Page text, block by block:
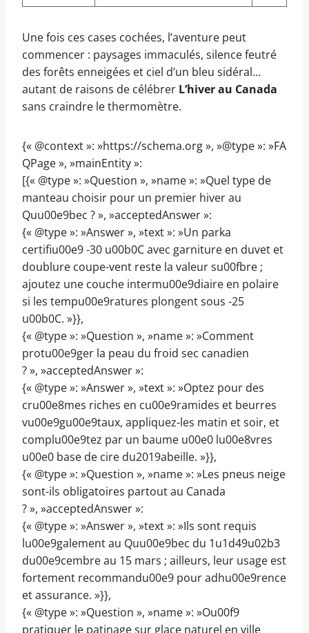
Une fois ces cases cochées, l’aventure peut
commencer : paysages immaculés, silence feutré
des forêts enneigées et ciel d’un bleu sidéral…
autant de raisons de célébrer L’hiver au Canada
sans craindre le thermomètre.
{« @context »: »https://schema.org », »@type »: »FA
QPage », »mainEntity »:
[{« @type »: »Question », »name »: »Quel type de
manteau choisir pour un premier hiver au
Quu00e9bec ? », »acceptedAnswer »:
{« @type »: »Answer », »text »: »Un parka
certifiu00e9 -30 u00b0C avec garniture en duvet et
doublure coupe-vent reste la valeur su00fbre ;
ajoutez une couche intermu00e9diaire en polaire
si les tempu00e9ratures plongent sous -25
u00b0C. »}},
{« @type »: »Question », »name »: »Comment
protu00e9ger la peau du froid sec canadien
? », »acceptedAnswer »:
{« @type »: »Answer », »text »: »Optez pour des
cru00e8mes riches en cu00e9ramides et beurres
vu00e9gu00e9taux, appliquez-les matin et soir, et
complu00e9tez par un baume u00e0 lu00e8vres
u00e0 base de cire du2019abeille. »}},
{« @type »: »Question », »name »: »Les pneus neige
sont-ils obligatoires partout au Canada
? », »acceptedAnswer »:
{« @type »: »Answer », »text »: »Ils sont requis
lu00e9galement au Quu00e9bec du 1u1d49u02b3
du00e9cembre au 15 mars ; ailleurs, leur usage est
fortement recommandu00e9 pour adhu00e9rence
et assurance. »}},
{« @type »: »Question », »name »: »Ou00f9
pratiquer le patinage sur glace naturel en ville